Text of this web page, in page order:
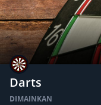
Darts
DIMAINKAN